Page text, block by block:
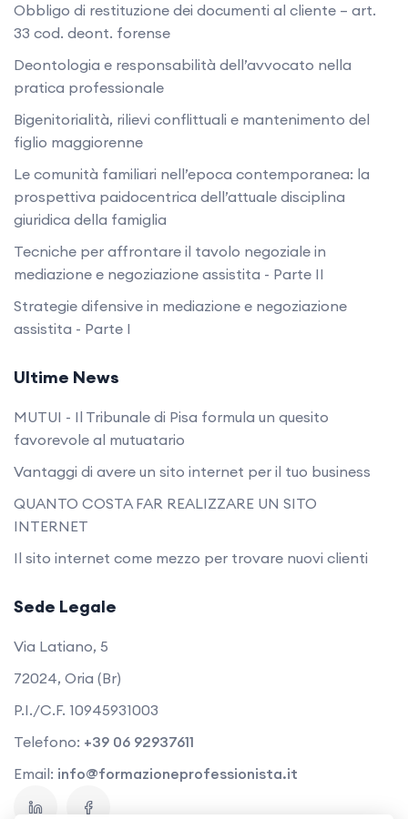
Obbligo di restituzione dei documenti al cliente – art.
33 cod. deont. forense
Deontologia e responsabilità dell’avvocato nella
pratica professionale
Bigenitorialità, rilievi conflittuali e mantenimento del
figlio maggiorenne
Le comunità familiari nell’epoca contemporanea: la
prospettiva paidocentrica dell’attuale disciplina
giuridica della famiglia
Tecniche per affrontare il tavolo negoziale in
mediazione e negoziazione assistita - Parte II
Strategie difensive in mediazione e negoziazione
assistita - Parte I
Ultime News
MUTUI - Il Tribunale di Pisa formula un quesito
favorevole al mutuatario
Vantaggi di avere un sito internet per il tuo business
QUANTO COSTA FAR REALIZZARE UN SITO
INTERNET
Il sito internet come mezzo per trovare nuovi clienti
Sede Legale
Via Latiano, 5
72024, Oria (Br)
P.I./C.F. 10945931003
Telefono: +39 06 92937611
Email: info@formazioneprofessionista.it